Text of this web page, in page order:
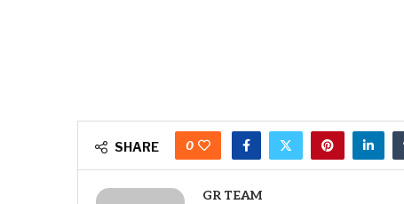
SHARE 0
GR TEAM